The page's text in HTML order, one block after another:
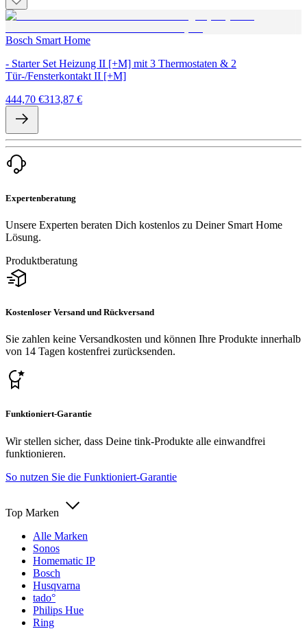
Bosch Smart Home
- Starter Set Heizung II [+M] mit 3 Thermostaten & 2
Tür-/Fensterkontakt II [+M]
444,70 €313,87 €
Expertenberatung
Unsere Experten beraten Dich kostenlos zu Deiner Smart Home
Lösung.
Produktberatung
Kostenloser Versand und Rückversand
Sie zahlen keine Versandkosten und können Ihre Produkte innerhalb
von 14 Tagen kostenfrei zurücksenden.
Funktioniert-Garantie
Wir stellen sicher, dass Deine tink-Produkte alle einwandfrei
funktionieren.
So nutzen Sie die Funktioniert-Garantie
Top Marken
Alle Marken
Sonos
Homematic IP
Bosch
Husqvarna
tado°
Philips Hue
Ring